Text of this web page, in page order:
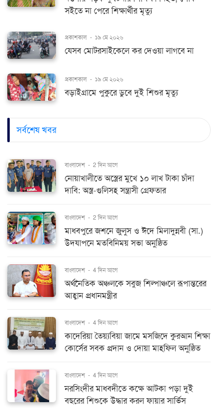
সইতে না পেরে শিক্ষার্থীর মৃত্যু
প্রকাশকাল - ১৯ মে ২০২৬
যেসব মোটরসাইকেলে কর দেওয়া লাগবে না
প্রকাশকাল - ১৯ মে ২০২৬
বড়াইগ্রামে পুকুরে ডুবে দুই শিশুর মৃত্যু
সর্বশেষ খবর
বাংলাদেশ - 2 দিন আগে
নোয়াখালীতে অস্ত্রের মুখে ১০ লাখ টাকা চাঁদা
দাবি: অস্ত্র-গুলিসহ সন্ত্রাসী গ্রেফতার
বাংলাদেশ - 2 দিন আগে
মাধবপুরে জশনে জুলুস ও ঈদে মিলাদুন্নবী (সা.)
উদযাপনে মতবিনিময় সভা অনুষ্ঠিত
বাংলাদেশ - 4 দিন আগে
অর্থনৈতিক অঞ্চলকে সবুজ শিল্পাঞ্চলে রূপান্তরের
আহ্বান প্রধানমন্ত্রীর
বাংলাদেশ - 4 দিন আগে
কাদেরিয়া তৈয়্যবিয়া জামে মসজিদে কুরআন শিক্ষা
কোর্সের সবক প্রদান ও দোয়া মাহফিল অনুষ্ঠিত
বাংলাদেশ - 4 দিন আগে
নরসিংদীর মাধবদীতে কক্ষে আটকা পড়া দুই
বছরের শিশুকে উদ্ধার করল ফায়ার সার্ভিস